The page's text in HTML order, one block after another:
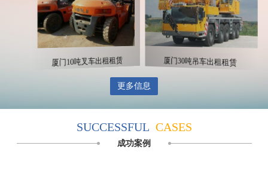
厦门10吨叉车出租租赁 厦门30吨吊车出租租赁
更多信息
SUCCESSFUL CASES
成功案例